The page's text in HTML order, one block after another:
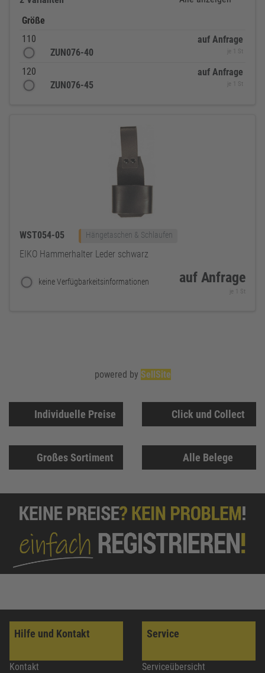
Größe
110
ZUN076-40
auf Anfrage
je 1 St
120
ZUN076-45
auf Anfrage
je 1 St
WST054-05 Hängetaschen & Schlaufen
EIKO Hammerhalter Leder schwarz
keine Verfügbarkeitsinformationen auf Anfrage
je 1 St
Individuelle Preise Click und Collect
Großes Sortiment Alle Belege
Hilfe und Kontakt
Kontakt
Service
Serviceübersicht
powered by SellSite